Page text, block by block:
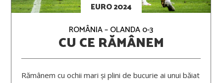
EURO 2024
ROMÂNIA – OLANDA 0-3
CU CE RĂMÂNEM
Rămânem cu ochii mari și plini de bucurie ai unui băiat